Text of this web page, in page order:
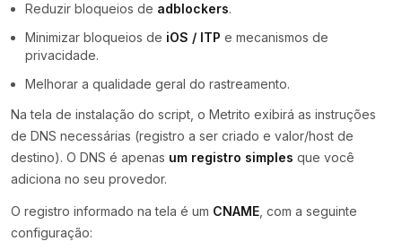
Reduzir bloqueios de adblockers.
Minimizar bloqueios de iOS / ITP e mecanismos de
privacidade.
Melhorar a qualidade geral do rastreamento.
Na tela de instalação do script, o Metrito exibirá as instruções
de DNS necessárias (registro a ser criado e valor/host de
destino). O DNS é apenas um registro simples que você
adiciona no seu provedor.
O registro informado na tela é um CNAME , com a seguinte
configuração: